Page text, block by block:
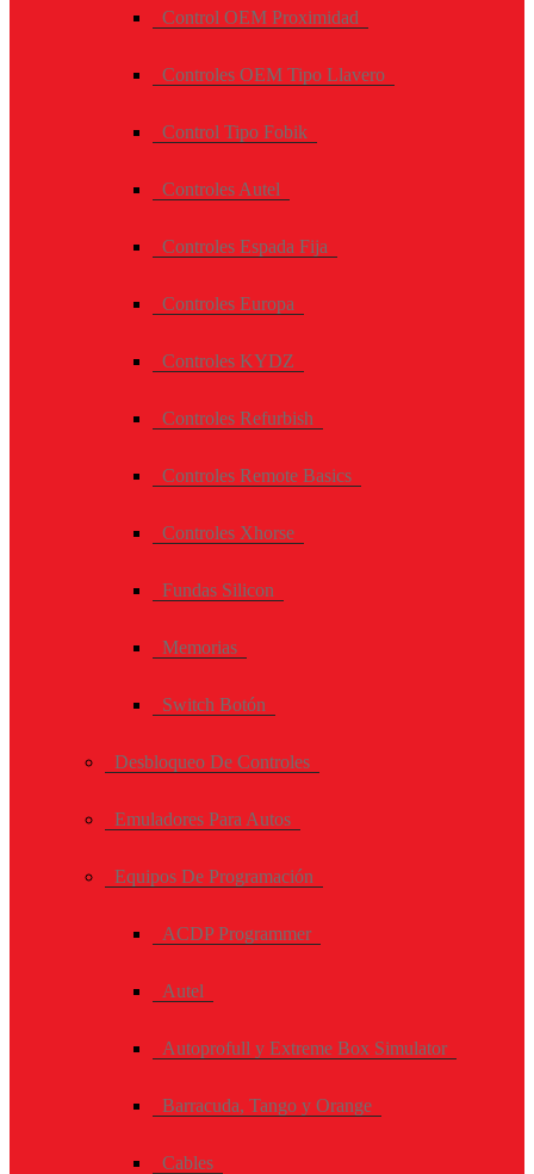
Control OEM Proximidad
Controles OEM Tipo Llavero
Control Tipo Fobik
Controles Autel
Controles Espada Fija
Controles Europa
Controles KYDZ
Controles Refurbish
Controles Remote Basics
Controles Xhorse
Fundas Silicon
Memorias
Switch Botón
Desbloqueo De Controles
Emuladores Para Autos
Equipos De Programación
ACDP Programmer
Autel
Autoprofull y Extreme Box Simulator
Barracuda, Tango y Orange
Cables